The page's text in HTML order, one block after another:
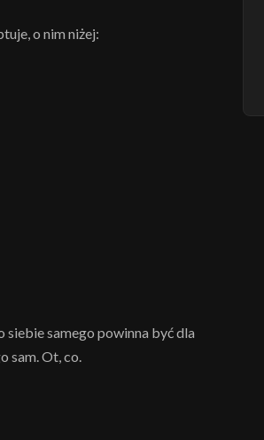
o nim niżej:
samego powinna być dla
sam. Ot, co.